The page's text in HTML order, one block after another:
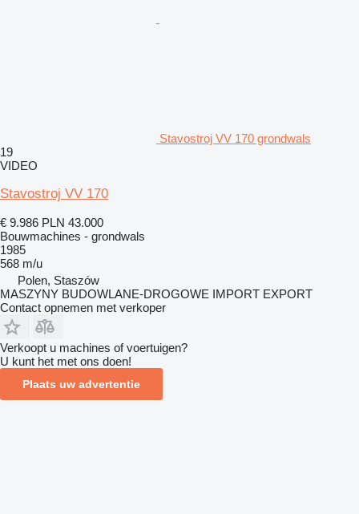
Stavostroj VV 170 grondwals
19
VIDEO
Stavostroj VV 170
€ 9.986 PLN 43.000
Bouwmachines - grondwals
1985
568 m/u
Polen, Staszów
MASZYNY BUDOWLANE-DROGOWE IMPORT EXPORT
Contact opnemen met verkoper
Verkoopt u machines of voertuigen?
U kunt het met ons doen!
Plaats uw advertentie